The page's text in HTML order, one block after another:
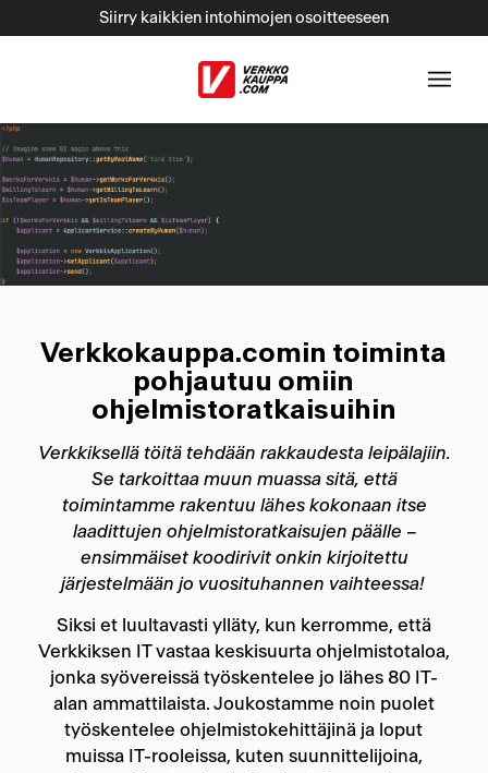
Siirry kaikkien intohimojen osoitteeseen
Verkkokauppa.comin toiminta
pohjautuu omiin
ohjelmistoratkaisuihin
Verkkiksellä töitä tehdään rakkaudesta leipälajiin.
Se tarkoittaa muun muassa sitä, että
toimintamme rakentuu lähes kokonaan itse
laadittujen ohjelmistoratkaisujen päälle –
ensimmäiset koodirivit onkin kirjoitettu
järjestelmään jo vuosituhannen vaihteessa!
Siksi et luultavasti ylläty, kun kerromme, että
Verkkiksen IT vastaa keskisuurta ohjelmistotaloa,
jonka syövereissä työskentelee jo lähes 80 IT-
alan ammattilaista. Joukostamme noin puolet
työskentelee ohjelmistokehittäjinä ja loput
muissa IT-rooleissa, kuten suunnittelijoina,